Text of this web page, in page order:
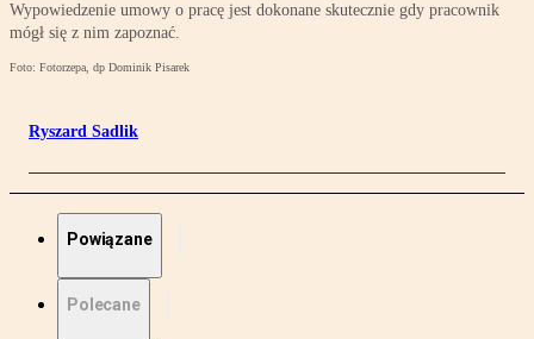
Wypowiedzenie umowy o pracę jest dokonane skutecznie gdy pracownik
mógł się z nim zapoznać.
Foto: Fotorzepa, dp Dominik Pisarek
Ryszard Sadlik
Powiązane
Polecane